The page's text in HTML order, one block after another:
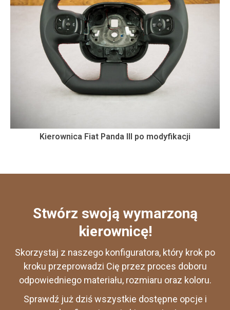
Kierownica Fiat Panda III po modyfikacji
Stwórz swoją wymarzoną
kierownicę!
Skorzystaj z naszego konfiguratora, który krok po
kroku przeprowadzi Cię przez proces doboru
odpowiedniego materiału, rozmiaru oraz koloru.
Sprawdź już dziś wszystkie dostępne opcje i